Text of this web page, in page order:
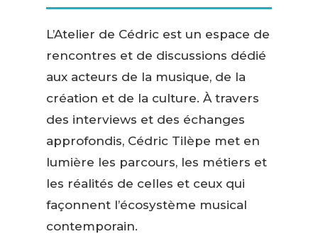
L’Atelier de Cédric est un espace de
rencontres et de discussions dédié
aux acteurs de la musique, de la
création et de la culture. À travers
des interviews et des échanges
approfondis, Cédric Tilèpe met en
lumière les parcours, les métiers et
les réalités de celles et ceux qui
façonnent l’écosystème musical
contemporain.